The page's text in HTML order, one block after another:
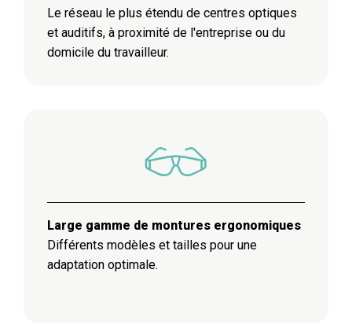
Le réseau le plus étendu de centres optiques
et auditifs, à proximité de l'entreprise ou du
domicile du travailleur.
Large gamme de montures ergonomiques
Différents modèles et tailles pour une
adaptation optimale.